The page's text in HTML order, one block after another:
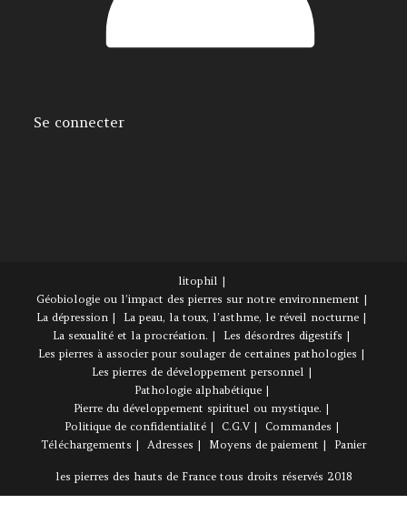
Se connecter
litophil
Géobiologie ou l’impact des pierres sur notre environnement
La dépression
La peau, la toux, l’asthme, le réveil nocturne
La sexualité et la procréation.
Les désordres digestifs
Les pierres à associer pour soulager de certaines pathologies
Les pierres de développement personnel
Pathologie alphabétique
Pierre du développement spirituel ou mystique.
Politique de confidentialité
C.G.V
Commandes
Téléchargements
Adresses Moyens de paiement Panier
les pierres des hauts de France tous droits réservés 2018